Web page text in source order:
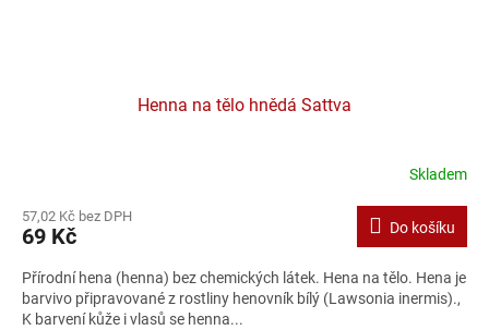
Henna na tělo hnědá Sattva
Skladem
57,02 Kč bez DPH
69 Kč Do košíku
Přírodní hena (henna) bez chemických látek. Hena na tělo. Hena je
barvivo připravované z rostliny henovník bílý (Lawsonia inermis).,
K barvení kůže i vlasů se henna...